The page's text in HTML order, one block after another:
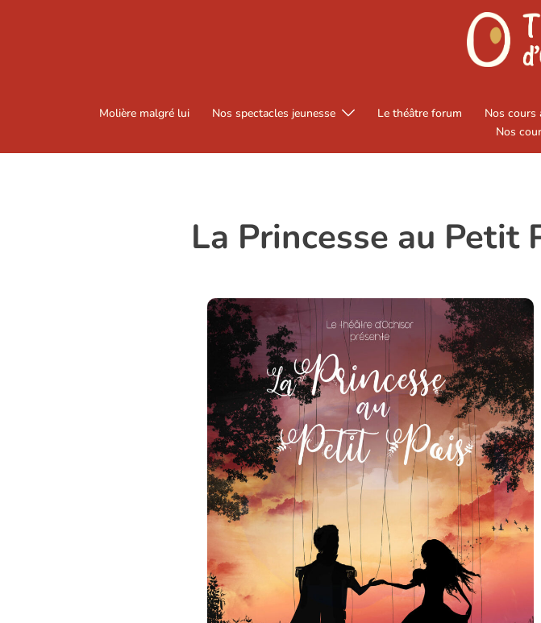
Molière malgré lui Nos spectacles jeunesse Le théâtre forum Nos cours
Nos
La Princesse au Petit